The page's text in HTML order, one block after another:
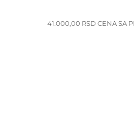
41.000,00 RSD CENA SA